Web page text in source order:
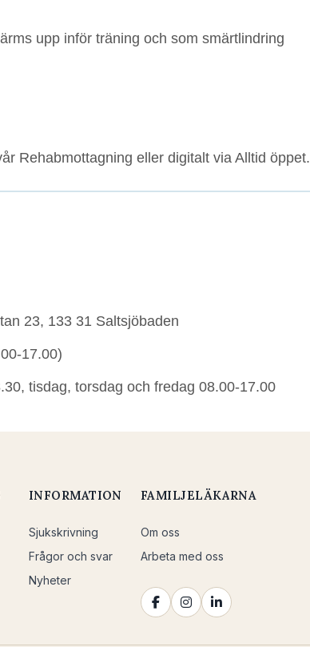
upp inför träning och som smärtlindring
Rehabmottagning eller digitalt via Alltid öppet.
23, 133 31 Saltsjöbaden
17.00)
tisdag, torsdag och fredag 08.00-17.00
INFORMATION
Sjukskrivning
Frågor och svar
Nyheter
FAMILJELÄKARNA
Om oss
Arbeta med oss